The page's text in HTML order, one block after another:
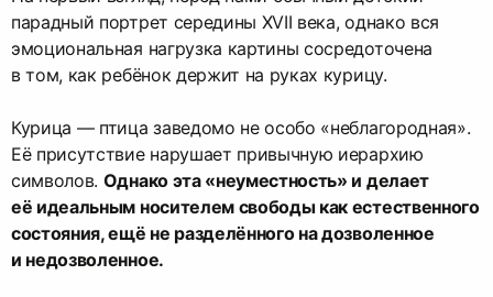
парадный портрет середины XVII века, однако вся
эмоциональная нагрузка картины сосредоточена
в том, как ребёнок держит на руках курицу.
Курица — птица заведомо не особо «неблагородная».
Её присутствие нарушает привычную иерархию
символов. Однако эта «неуместность» и делает
её идеальным носителем свободы как естественного
состояния, ещё не разделённого на дозволенное
и недозволенное.